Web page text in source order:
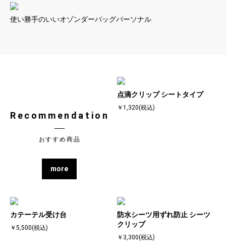
使い勝手のいいオゾンダーバッグパーソナル
Recommendation
おすすめ商品
more
点滴クリップ シートタイプ
￥1,320(税込)
カテーテル受け台
￥5,500(税込)
防水シーツ用ずれ防止 シーツ
クリップ
￥3,300(税込)